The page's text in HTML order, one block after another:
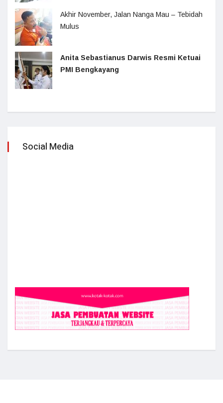
Akhir November, Jalan Nanga Mau – Tebidah
Mulus
Anita Sebastianus Darwis Resmi Ketuai
PMI Bengkayang
Social Media